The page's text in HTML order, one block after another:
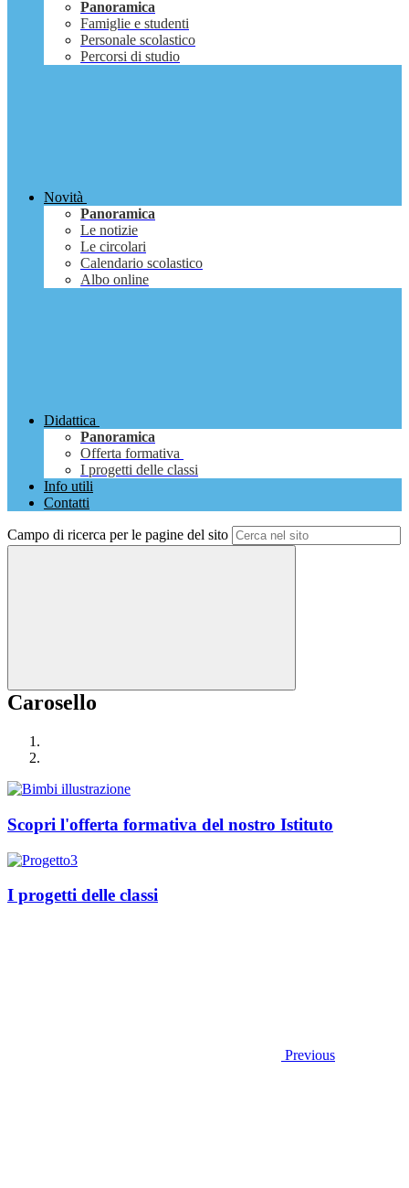
Panoramica
Famiglie e studenti
Personale scolastico
Percorsi di studio
Novità
Panoramica
Le notizie
Le circolari
Calendario scolastico
Albo online
Didattica
Panoramica
Offerta formativa
I progetti delle classi
Info utili
Contatti
Campo di ricerca per le pagine del sito
Carosello
Scopri l'offerta formativa del nostro Istituto
I progetti delle classi
Previous